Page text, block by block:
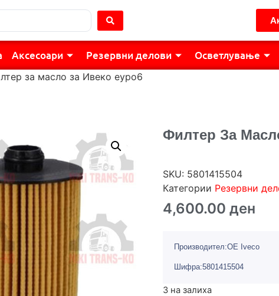
Аксесоари Резервни делови Осветлување
за масло за Ивеко еуро6
Филтер За
SKU: 5801415504
Категории Резервни
4,600.00 ден
Производител:OE Iveco
Шифра:5801415504
3 на залиха